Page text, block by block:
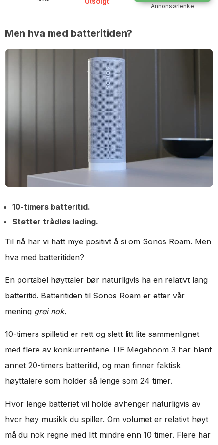
Annonsørlenke
Men hva med batteritiden?
10-timers batteritid.
Støtter trådløs lading.
Til nå har vi hatt mye positivt å si om Sonos Roam. Men
hva med batteritiden?
En portabel høyttaler bør naturligvis ha en relativt lang
batteritid. Batteritiden til Sonos Roam er etter vår
mening grei nok.
10-timers spilletid er rett og slett litt lite sammenlignet
med flere av konkurrentene. UE Megaboom 3 har blant
annet 20-timers batteritid, og man finner faktisk
høyttalere som holder så lenge som 24 timer.
Hvor lenge batteriet vil holde avhenger naturligvis av
hvor høy musikk du spiller. Om volumet er relativt høyt
må du nok regne med litt mindre enn 10 timer. Flere har